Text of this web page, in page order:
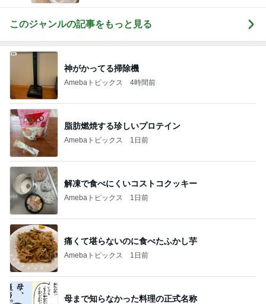
このジャンルの記事をもっと見る
神がかってる掃除機
Amebaトピックス 4時間前
脂肪燃焼する珍しいプロテイン
Amebaトピックス 1日前
解凍で食べにくいコストコクッキー
Amebaトピックス 1日前
痛くて堪らないのに食べたふかし芋
Amebaトピックス 1日前
母まで知らなかった料理の正式名称